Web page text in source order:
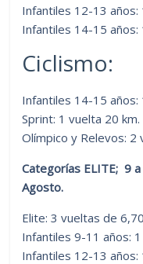
Infantiles 12-13
Infantiles 14-15
Ciclismo:
Infantiles 14-15 años:
Sprint: 1 vuelta 20 km.
Olímpico y Relevos: 2
Categorías ELITE; 9
Agosto.
Elite: 3 vueltas de
Infantiles 9-11 años:
Infantiles 12-13 años: